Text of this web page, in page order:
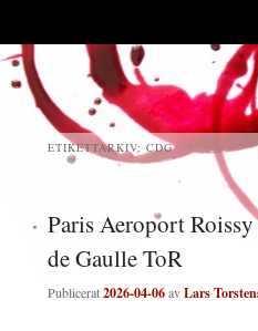
ETIKETTARKIV: CDG
Paris Aeroport
de Gaulle ToR
Publicerat2026-04-06avLars